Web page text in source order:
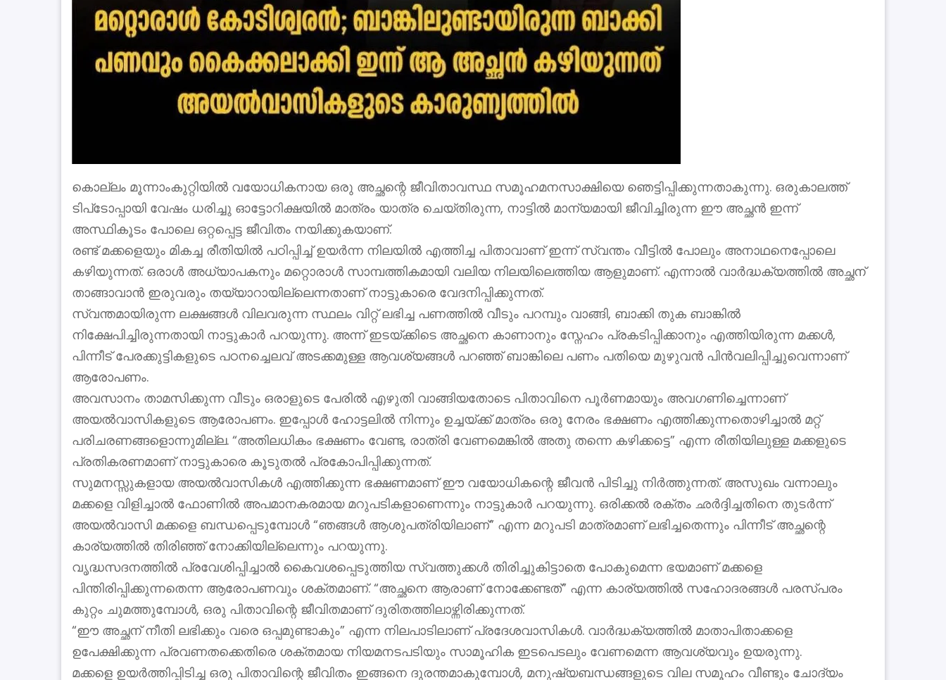
കൊല്ലം മൂന്നാംകുറ്റിയിൽ വയോധികനായ ഒരു അച്ഛന്റെ ജീവിതാവസ്ഥ സമൂഹമനസാക്ഷിയെ ഞെട്ടിപ്പിക്കുന്നതാകുന്നു. ഒരുകാലത്ത്
ടിപ്‌ടോപ്പായി വേഷം ധരിച്ചു ഓട്ടോറിക്ഷയിൽ മാത്രം യാത്ര ചെയ്തിരുന്ന, നാട്ടിൽ മാന്യമായി ജീവിച്ചിരുന്ന ഈ അച്ഛൻ ഇന്ന്
അസ്ഥികൂടം പോലെ ഒറ്റപ്പെട്ട ജീവിതം നയിക്കുകയാണ്.
രണ്ട് മക്കളെയും മികച്ച രീതിയിൽ പഠിപ്പിച്ച് ഉയർന്ന നിലയിൽ എത്തിച്ച പിതാവാണ് ഇന്ന് സ്വന്തം വീട്ടിൽ പോലും അനാഥനെപ്പോലെ
കഴിയുന്നത്. ഒരാൾ അധ്യാപകനും മറ്റൊരാൾ സാമ്പത്തികമായി വലിയ നിലയിലെത്തിയ ആളുമാണ്. എന്നാൽ വാർദ്ധക്യത്തിൽ അച്ഛന്
താങ്ങാവാൻ ഇരുവരും തയ്യാറായില്ലെന്നതാണ് നാട്ടുകാരെ വേദനിപ്പിക്കുന്നത്.
സ്വന്തമായിരുന്ന ലക്ഷങ്ങൾ വിലവരുന്ന സ്ഥലം വിറ്റ് ലഭിച്ച പണത്തിൽ വീടും പറമ്പും വാങ്ങി, ബാക്കി തുക ബാങ്കിൽ
നിക്ഷേപിച്ചിരുന്നതായി നാട്ടുകാർ പറയുന്നു. അന്ന് ഇടയ്ക്കിടെ അച്ഛനെ കാണാനും സ്നേഹം പ്രകടിപ്പിക്കാനും എത്തിയിരുന്ന മക്കൾ,
പിന്നീട് പേരക്കുട്ടികളുടെ പഠനച്ചെലവ് അടക്കമുള്ള ആവശ്യങ്ങൾ പറഞ്ഞ് ബാങ്കിലെ പണം പതിയെ മുഴുവൻ പിൻവലിപ്പിച്ചുവെന്നാണ്
ആരോപണം.
അവസാനം താമസിക്കുന്ന വീടും ഒരാളുടെ പേരിൽ എഴുതി വാങ്ങിയതോടെ പിതാവിനെ പൂർണമായും അവഗണിച്ചെന്നാണ്
അയൽവാസികളുടെ ആരോപണം. ഇപ്പോൾ ഹോട്ടലിൽ നിന്നും ഉച്ചയ്ക്ക് മാത്രം ഒരു നേരം ഭക്ഷണം എത്തിക്കുന്നതൊഴിച്ചാൽ മറ്റ്
പരിചരണങ്ങളൊന്നുമില്ല. “അതിലധികം ഭക്ഷണം വേണ്ട, രാത്രി വേണമെങ്കിൽ അതു തന്നെ കഴിക്കട്ടെ” എന്ന രീതിയിലുള്ള മക്കളുടെ
പ്രതികരണമാണ് നാട്ടുകാരെ കൂടുതൽ പ്രകോപിപ്പിക്കുന്നത്.
സുമനസ്സുകളായ അയൽവാസികൾ എത്തിക്കുന്ന ഭക്ഷണമാണ് ഈ വയോധികന്റെ ജീവൻ പിടിച്ചു നിർത്തുന്നത്. അസുഖം വന്നാലും
മക്കളെ വിളിച്ചാൽ ഫോണിൽ അപമാനകരമായ മറുപടികളാണെന്നും നാട്ടുകാർ പറയുന്നു. ഒരിക്കൽ രക്തം ഛർദ്ദിച്ചതിനെ തുടർന്ന്
അയൽവാസി മക്കളെ ബന്ധപ്പെടുമ്പോൾ “ഞങ്ങൾ ആശുപത്രിയിലാണ്” എന്ന മറുപടി മാത്രമാണ് ലഭിച്ചതെന്നും പിന്നീട് അച്ഛന്റെ
കാര്യത്തിൽ തിരിഞ്ഞ് നോക്കിയില്ലെന്നും പറയുന്നു.
വൃദ്ധസദനത്തിൽ പ്രവേശിപ്പിച്ചാൽ കൈവശപ്പെടുത്തിയ സ്വത്തുക്കൾ തിരിച്ചുകിട്ടാതെ പോകുമെന്ന ഭയമാണ് മക്കളെ
പിന്തിരിപ്പിക്കുന്നതെന്ന ആരോപണവും ശക്തമാണ്. “അച്ഛനെ ആരാണ് നോക്കേണ്ടത്” എന്ന കാര്യത്തിൽ സഹോദരങ്ങൾ പരസ്പരം
കുറ്റം ചുമത്തുമ്പോൾ, ഒരു പിതാവിന്റെ ജീവിതമാണ് ദുരിതത്തിലാഴ്ന്നിരിക്കുന്നത്.
“ഈ അച്ഛന് നീതി ലഭിക്കും വരെ ഒപ്പമുണ്ടാകും” എന്ന നിലപാടിലാണ് പ്രദേശവാസികൾ. വാർദ്ധക്യത്തിൽ മാതാപിതാക്കളെ
ഉപേക്ഷിക്കുന്ന പ്രവണതക്കെതിരെ ശക്തമായ നിയമനടപടിയും സാമൂഹിക ഇടപെടലും വേണമെന്ന ആവശ്യവും ഉയരുന്നു.
മക്കളെ ഉയർത്തിപ്പിടിച്ച ഒരു പിതാവിന്റെ ജീവിതം ഇങ്ങനെ ദുരന്തമാകുമ്പോൾ, മനുഷ്യബന്ധങ്ങളുടെ വില സമൂഹം വീണ്ടും ചോദ്യം